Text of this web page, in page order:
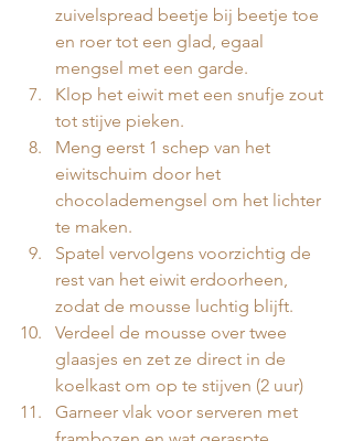
zuivelspread beetje bij beetje toe
en roer tot een glad, egaal
mengsel met een garde.
Klop het eiwit met een snufje zout
tot stijve pieken.
Meng eerst 1 schep van het
eiwitschuim door het
chocolademengsel om het lichter
te maken.
Spatel vervolgens voorzichtig de
rest van het eiwit erdoorheen,
zodat de mousse luchtig blijft.
Verdeel de mousse over twee
glaasjes en zet ze direct in de
koelkast om op te stijven (2 uur)
Garneer vlak voor serveren met